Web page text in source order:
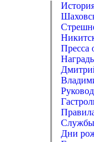
Пресса
Службы
Дни